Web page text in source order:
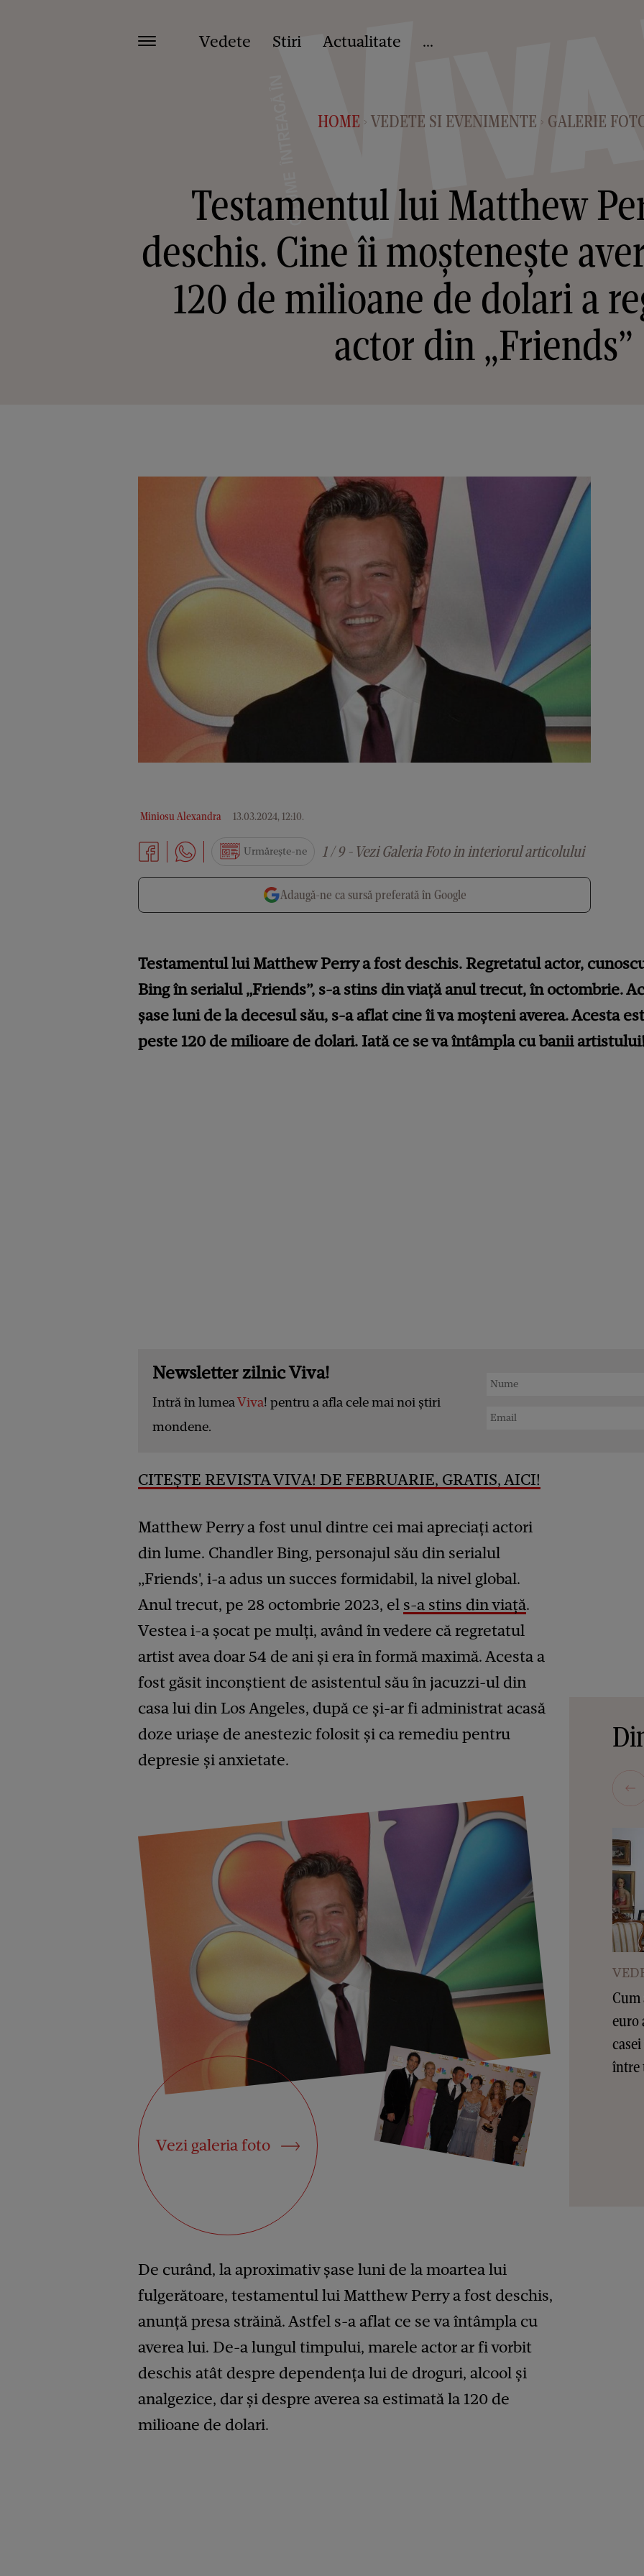
Vedete Stiri Actualitate ...
HOME > VEDETE SI EVENIMENTE > GALERIE
Testamentul lui Matthew
deschis. Cine îi moștenește
120 de milioane de dolari a
actor din „Friends”
Miniosu Alexandra 13.03.2024, 12:10.
Urmărește-ne 1 / 9 - Vezi Galeria Foto in interiorul articolului
Adaugă-ne ca sursă preferată în Google
Testamentul lui Matthew Perry a fost deschis. Regretatul actor,
Bing în serialul „Friends”, s-a stins din viață anul trecut, în octombrie.
șase luni de la decesul său, s-a aflat cine îi va moșteni averea. Acesta
peste 120 de milioare de dolari. Iată ce se va întâmpla cu banii artistului!
Newsletter zilnic Viva!
Intră în lumeaViva! pentru a afla cele mai noi știri
mondene.
CITEȘTE REVISTA VIVA! DE FEBRUARIE, GRATIS, AICI!
Matthew Perry a fost unul dintre cei mai apreciați actori
din lume. Chandler Bing, personajul său din serialul
„Friends', i-a adus un succes formidabil, la nivel global.
Anul trecut, pe 28 octombrie 2023, el s-a stins din viață.
Vestea i-a șocat pe mulți, având în vedere că regretatul
artist avea doar 54 de ani și era în formă maximă. Acesta a
fost găsit inconştient de asistentul său în jacuzzi-ul din
casa lui din Los Angeles, după ce și-ar fi administrat acasă
doze uriașe de anestezic folosit și ca remediu pentru
depresie și anxietate.
Vezi galeria foto
De curând, la aproximativ șase luni de la moartea lui
fulgerătoare, testamentul lui Matthew Perry a fost deschis,
anunță presa străină. Astfel s-a aflat ce se va întâmpla cu
averea lui. De-a lungul timpului, marele actor ar fi vorbit
deschis atât despre dependența lui de droguri, alcool și
analgezice, dar și despre averea sa estimată la 120 de
milioane de dolari.
Cum
euro
între